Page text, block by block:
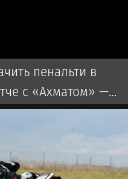
пенальти в
с «Ахматом» —